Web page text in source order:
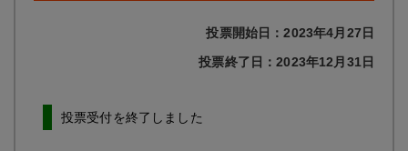
投票開始日：2023年4月27日
投票終了日：2023年12月31日
投票受付を終了しました